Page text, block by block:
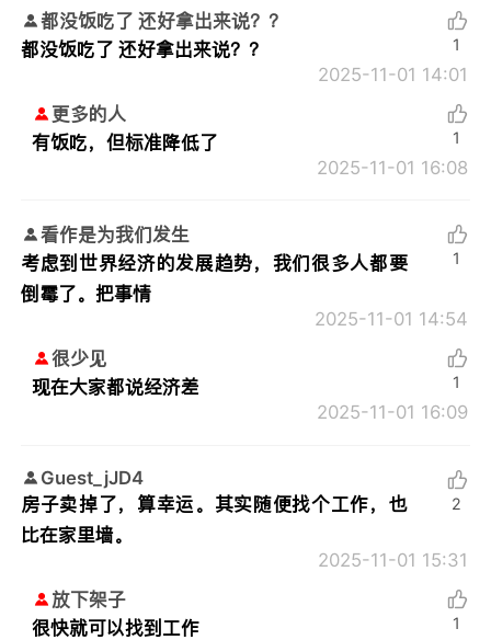
都没饭吃了 还好拿出来说？？
都没饭吃了 还好拿出来说？？
2025-11-01 14:01
1
更多的人
有饭吃，但标准降低了
2025-11-01 16:08
1
看作是为我们发生
考虑到世界经济的发展趋势，我们很多人都要
倒霉了。把事情
2025-11-01 14:54
1
很少见
现在大家都说经济差
2025-11-01 16:09
1
Guest_jJD4
房子卖掉了，算幸运。其实随便找个工作，也
比在家里墙。
2025-11-01 15:31
2
放下架子
很快就可以找到工作
1